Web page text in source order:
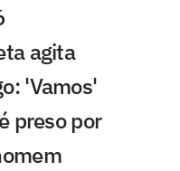
agita
'Vamos'
preso por